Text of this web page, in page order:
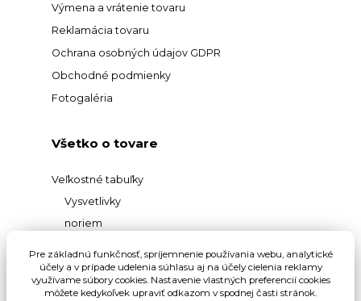
Výmena a vrátenie tovaru
Reklamácia tovaru
Ochrana osobných údajov GDPR
Obchodné podmienky
Fotogaléria
Všetko o tovare
Veľkostné tabuľky
Vysvetlivky
noriem
materiálov
Vysvetlivky pojmov
Pre základnú funkčnosť, spríjemnenie používania webu, analytické
účely a v prípade udelenia súhlasu aj na účely cielenia reklamy
využívame súbory cookies. Nastavenie vlastných preferencií cookies
môžete kedykoľvek upraviť odkazom v spodnej časti stránok.